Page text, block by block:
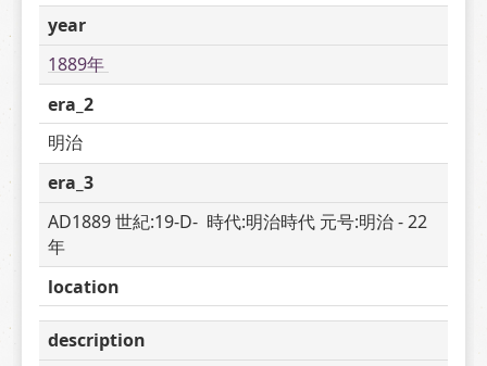
year
1889年
era_2
明治
era_3
AD1889 世紀:19-D-  時代:明治時代 元号:明治 - 22
年
location
description